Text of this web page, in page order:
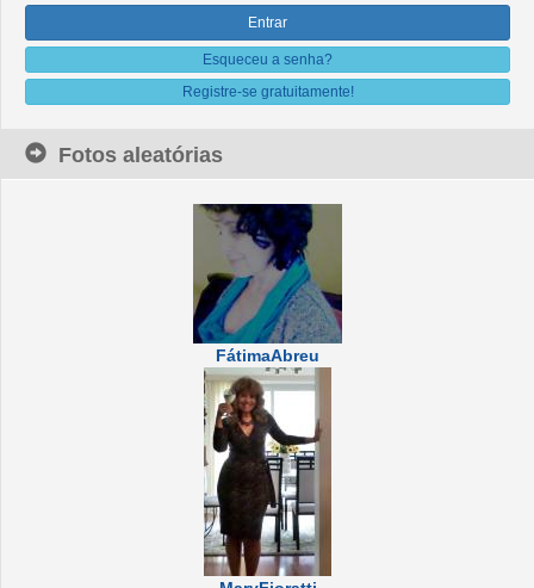
Esqueceu a senha?
Registre-se gratuitamente!
Fotos aleatórias
FátimaAbreu